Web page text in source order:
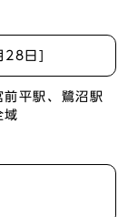
28日]
前平駅、鷺沼駅
域